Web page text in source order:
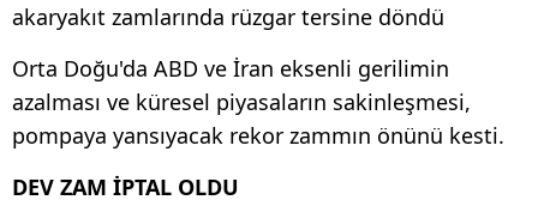
akaryakıt zamlarında rüzgar tersine döndü
Orta Doğu'da ABD ve İran eksenli gerilimin
azalması ve küresel piyasaların sakinleşmesi,
pompaya yansıyacak rekor zammın önünü kesti.
DEV ZAM İPTAL OLDU